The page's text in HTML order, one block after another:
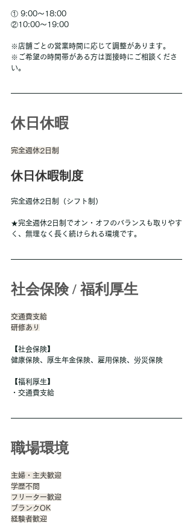
① 9:00～18:00
②10:00〜19:00
※店舗ごとの営業時間に応じて調整があります。
※ご希望の時間帯がある方は面接時にご相談くださ
い。
休日休暇
完全週休2日制
休日休暇制度
完全週休2日制（シフト制）
★完全週休2日制でオン・オフのバランスも取りやす
く、無理なく長く続けられる環境です。
社会保険 / 福利厚生
交通費支給
研修あり
【社会保険】
健康保険、厚生年金保険、雇用保険、労災保険
【福利厚生】
・交通費支給
職場環境
主婦・主夫歓迎
学歴不問
フリーター歓迎
ブランクOK
経験者歓迎